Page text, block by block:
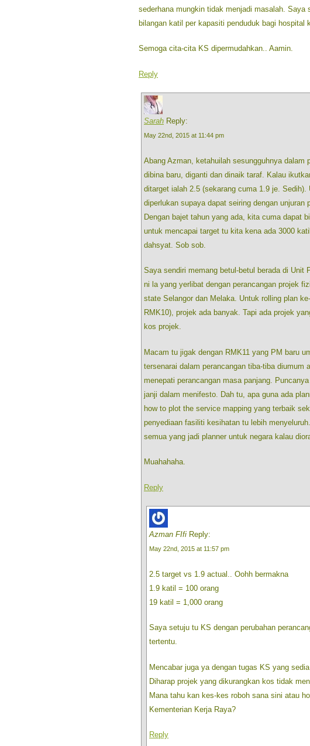
sederhana mungkin tidak menjadi masalah. Saya
bilangan katil per kapasiti penduduk bagi hospital
Semoga cita-cita KS dipermudahkan.. Aamin.
Reply
Sarah Reply:
May 22nd, 2015 at 11:44 pm
Abang Azman, ketahuilah sesungguhnya dalam
dibina baru, diganti dan dinaik taraf. Kalau
ditarget ialah 2.5 (sekarang cuma 1.9 je.
diperlukan supaya dapat seiring dengan unjuran
Dengan bajet tahun yang ada, kita cuma dapat
untuk mencapai target tu kita kena ada 3000
dahsyat. Sob sob.
Saya sendiri memang betul-betul berada di Unit
ni la yang yerlibat dengan perancangan projek
state Selangor dan Melaka. Untuk rolling plan
RMK10), projek ada banyak. Tapi ada projek
kos projek.
Macam tu jigak dengan RMK11 yang PM baru
tersenarai dalam perancangan tiba-tiba diumum
menepati perancangan masa panjang.
janji dalam menifesto. Dah tu, apa guna ada
how to plot the service mapping yang terbaik
penyediaan fasiliti kesihatan tu lebih
semua yang jadi planner untuk negara kalau
Muahahaha.
Reply
Azman FIfi Reply:
May 22nd, 2015 at 11:57 pm
2.5 target vs 1.9 actual.. Oohh bermakna
1.9 katil = 100 orang
19 katil = 1,000 orang
Saya setuju tu KS dengan perubahan
tertentu.
Mencabar juga ya dengan tugas KS yang sedia
Diharap projek yang dikurangkan kos tidak
Mana tahu kan kes-kes roboh sana sini atau
Kementerian Kerja Raya?
Reply